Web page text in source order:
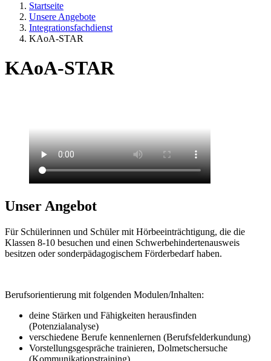
Startseite
Unsere Angebote
Integrationsfachdienst
KAoA-STAR
KAoA-STAR
Unser Angebot
Für Schülerinnen und Schüler mit Hörbeeinträchtigung, die die
Klassen 8-10 besuchen und einen Schwerbehindertenausweis
besitzen oder sonderpädagogischem Förderbedarf haben.
Berufsorientierung mit folgenden Modulen/Inhalten:
deine Stärken und Fähigkeiten herausfinden
(Potenzialanalyse)
verschiedene Berufe kennenlernen (Berufsfelderkundung)
Vorstellungsgespräche trainieren, Dolmetschersuche
(Kommunikationstraining)